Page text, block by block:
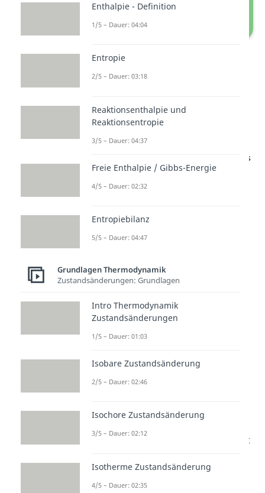
sich das System am Minimum der
potentiellen Energie
Studyflix vernetzt: Hier ein Video aus
einem anderen Bereich
Gleichgewicht
Wenn du zum Beispiel Salz in
einem chemischen Gleichgewicht,
sobald das Wasser gesättigt ist
Ionen nicht mehr ändert. Die
Teilchenzahl ändert sich also nicht
Enthalpie - Definition
1/5 – Dauer: 04:04
Entropie
2/5 – Dauer: 03:18
Reaktionsenthalpie und
Reaktionsentropie
3/5 – Dauer: 04:37
Freie Enthalpie / Gibbs-Energie
4/5 – Dauer: 02:32
Entropiebilanz
5/5 – Dauer: 04:47
Grundlagen Thermodynamik
Zustandsänderungen: Grundlagen
Intro Thermodynamik
Zustandsänderungen
1/5 – Dauer: 01:03
Isobare Zustandsänderung
2/5 – Dauer: 02:46
Isochore Zustandsänderung
3/5 – Dauer: 02:12
Isotherme Zustandsänderung
4/5 – Dauer: 02:35